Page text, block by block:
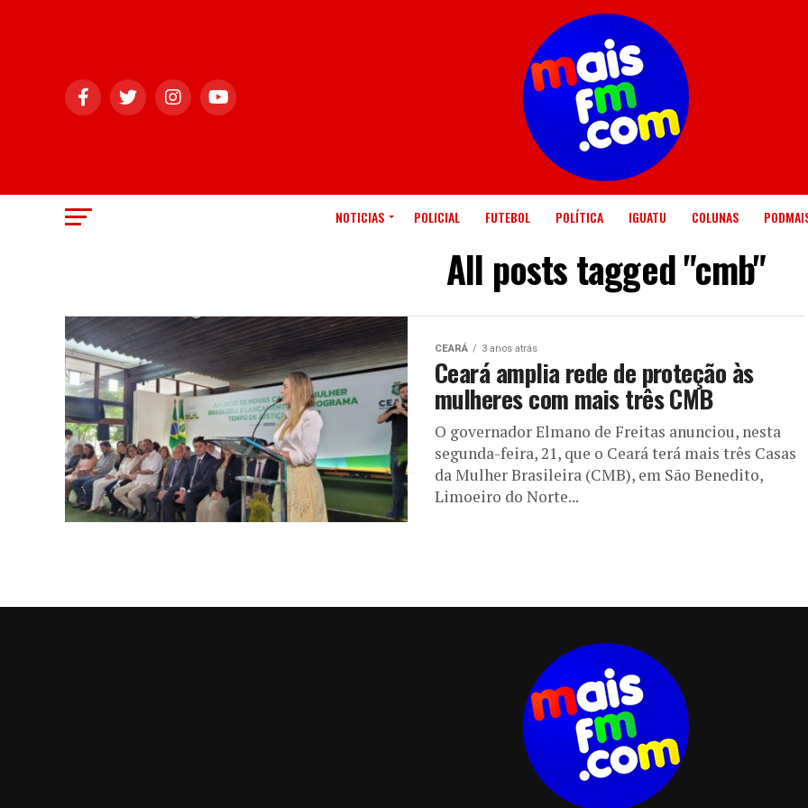
NOTICIAS POLICIAL FUTEBOL POLÍTICA IGUATU COLUNAS
All posts tagged "cmb"
CEARÁ 3 anos atrás
Ceará amplia rede de proteção às
mulheres com mais três CMB
O governador Elmano de Freitas anunciou, nesta
segunda-feira, 21, que o Ceará terá mais três Casas
da Mulher Brasileira (CMB), em São Benedito,
Limoeiro do Norte...